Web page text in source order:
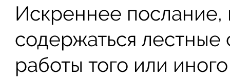
Искреннее послание,
содержаться лестные
работы того или